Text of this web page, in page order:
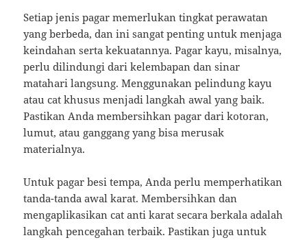
Setiap jenis pagar memerlukan tingkat perawatan
yang berbeda, dan ini sangat penting untuk menjaga
keindahan serta kekuatannya. Pagar kayu, misalnya,
perlu dilindungi dari kelembapan dan sinar
matahari langsung. Menggunakan pelindung kayu
atau cat khusus menjadi langkah awal yang baik.
Pastikan Anda membersihkan pagar dari kotoran,
lumut, atau ganggang yang bisa merusak
materialnya.
Untuk pagar besi tempa, Anda perlu memperhatikan
tanda-tanda awal karat. Membersihkan dan
mengaplikasikan cat anti karat secara berkala adalah
langkah pencegahan terbaik. Pastikan juga untuk